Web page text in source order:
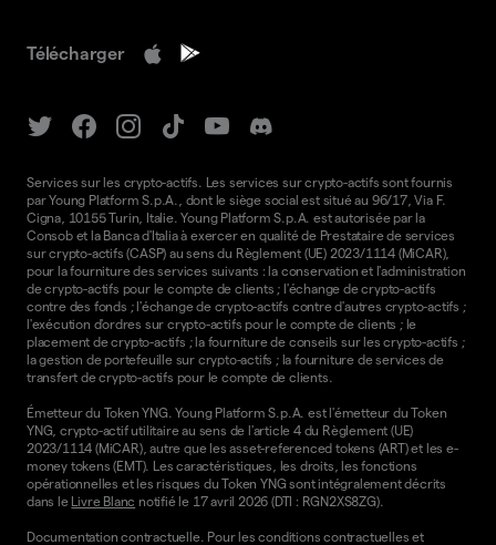
Télécharger
Services sur les crypto-actifs. Les services sur crypto-actifs sont fournis
par Young Platform S.p.A., dont le siège social est situé au 96/17, Via F.
Cigna, 10155 Turin, Italie. Young Platform S.p.A. est autorisée par la
Consob et la Banca d'Italia à exercer en qualité de Prestataire de services
sur crypto-actifs (CASP) au sens du Règlement (UE) 2023/1114 (MiCAR),
pour la fourniture des services suivants : la conservation et l'administration
de crypto-actifs pour le compte de clients ; l'échange de crypto-actifs
contre des fonds ; l'échange de crypto-actifs contre d'autres crypto-actifs ;
l'exécution d'ordres sur crypto-actifs pour le compte de clients ; le
placement de crypto-actifs ; la fourniture de conseils sur les crypto-actifs ;
la gestion de portefeuille sur crypto-actifs ; la fourniture de services de
transfert de crypto-actifs pour le compte de clients.
Émetteur du Token YNG. Young Platform S.p.A. est l'émetteur du Token
YNG, crypto-actif utilitaire au sens de l'article 4 du Règlement (UE)
2023/1114 (MiCAR), autre que les asset-referenced tokens (ART) et les e-
money tokens (EMT). Les caractéristiques, les droits, les fonctions
opérationnelles et les risques du Token YNG sont intégralement décrits
dans le Livre Blanc notifié le 17 avril 2026 (DTI : RGN2XS8ZG).
Documentation contractuelle. Pour les conditions contractuelles et